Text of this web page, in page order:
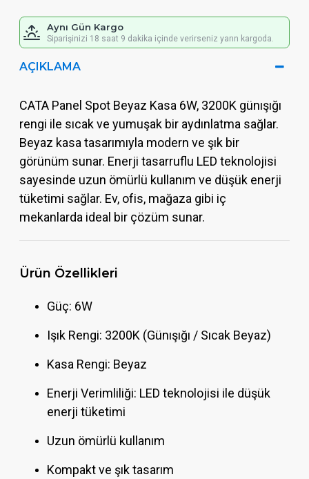
Aynı Gün Kargo
Siparişinizi 18 saat 9 dakika içinde verirseniz yarın kargoda.
AÇIKLAMA
CATA Panel Spot Beyaz Kasa 6W, 3200K günışığı
rengi ile sıcak ve yumuşak bir aydınlatma sağlar.
Beyaz kasa tasarımıyla modern ve şık bir
görünüm sunar. Enerji tasarruflu LED teknolojisi
sayesinde uzun ömürlü kullanım ve düşük enerji
tüketimi sağlar. Ev, ofis, mağaza gibi iç
mekanlarda ideal bir çözüm sunar.
Ürün Özellikleri
Güç: 6W
Işık Rengi: 3200K (Günışığı / Sıcak Beyaz)
Kasa Rengi: Beyaz
Enerji Verimliliği: LED teknolojisi ile düşük
enerji tüketimi
Uzun ömürlü kullanım
Kompakt ve şık tasarım